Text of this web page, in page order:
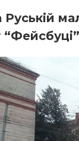
Руській